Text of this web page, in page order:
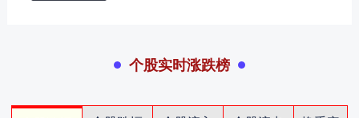
个股实时涨跌榜